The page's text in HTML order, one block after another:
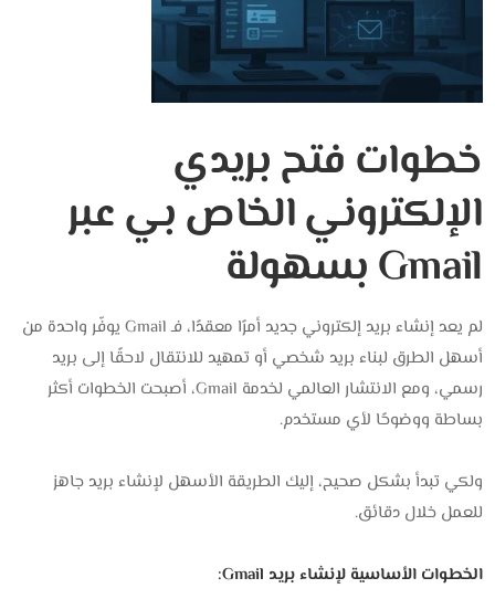
خطوات فتح بريدي
الإلكتروني الخاص بي عبر
Gmail بسهولة
لم يعد إنشاء بريد إلكتروني جديد أمرًا معقدًا، فـ Gmail يوفّر واحدة من
أسهل الطرق لبناء بريد شخصي أو تمهيد للانتقال لاحقًا إلى بريد
رسمي، ومع الانتشار العالمي لخدمة Gmail، أصبحت الخطوات أكثر
بساطة ووضوحًا لأي مستخدم.
ولكي تبدأ بشكل صحيح، إليك الطريقة الأسهل لإنشاء بريد جاهز
للعمل خلال دقائق.
الخطوات الأساسية لإنشاء بريد Gmail: